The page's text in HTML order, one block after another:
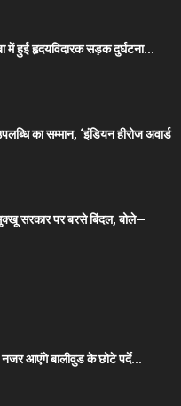
में हुई हृदयविदारक सड़क दुर्घटना...
का सम्मान, ‘इंडियन हीरोज अवार्ड
सरकार पर बरसे बिंदल, बोले—
आएंगे बालीवुड के छोटे पर्दे...